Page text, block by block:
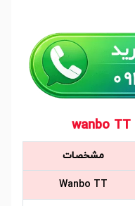
مشخصات
Wanbo TT